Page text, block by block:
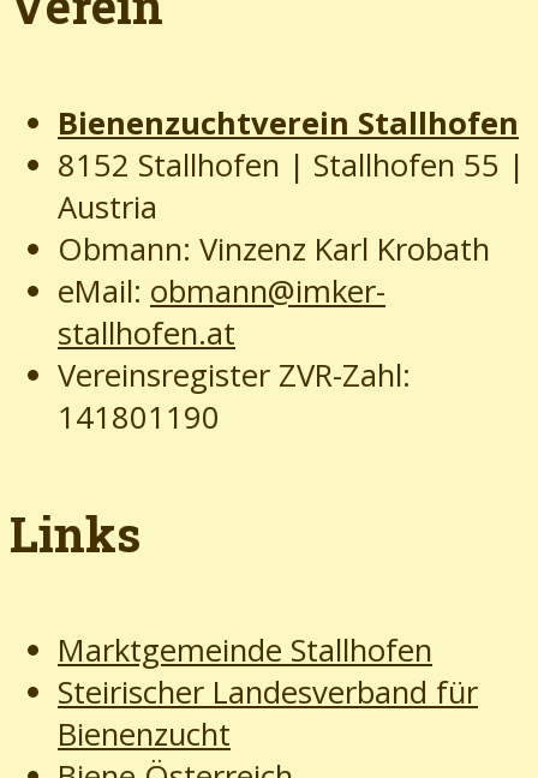
Bienenzuchtverein Stallhofen
8152 Stallhofen | Stallhofen 55 |
Austria
Obmann: Vinzenz Karl Krobath
eMail: obmann@imker-
stallhofen.at
Vereinsregister ZVR-Zahl:
141801190
Links
Marktgemeinde Stallhofen
Steirischer Landesverband für
Bienenzucht